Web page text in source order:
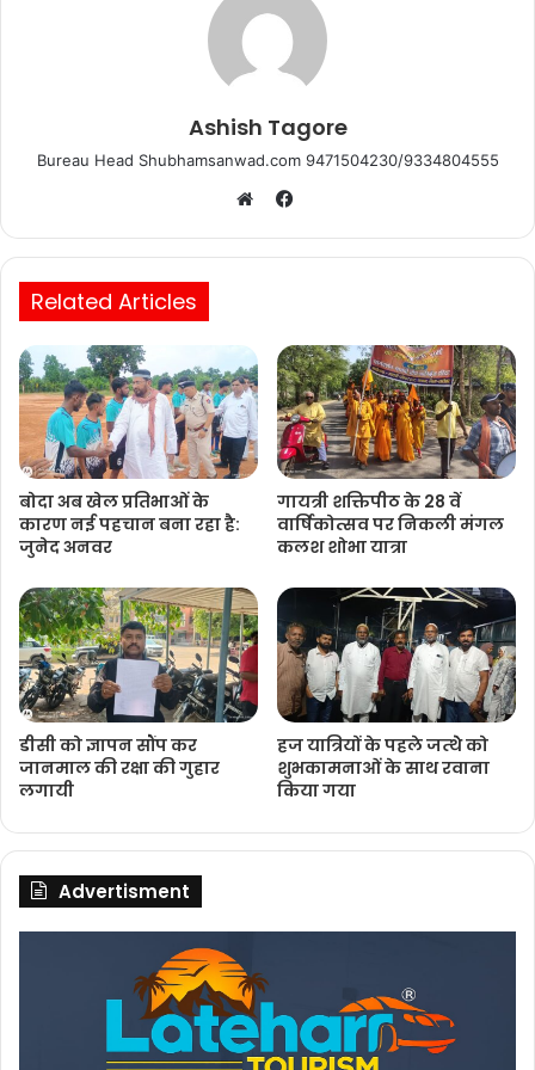
Ashish Tagore
Bureau Head Shubhamsanwad.com 9471504230/9334804555
Facebook
Related Articles
बोदा अब खेल प्रतिभाओं के
कारण नई पहचान बना रहा है:
जुनेद अनवर
गायत्री शक्तिपीठ के 28 वें
वार्षिकोत्सव पर निकली मंगल
कलश शोभा यात्रा
डीसी को ज्ञापन सौंप कर
जानमाल की रक्षा की गुहार
लगायी
हज यात्रियों के पहले जत्‍थेे को
शुभकामनाओं के साथ रवाना
किया गया
Advertisment